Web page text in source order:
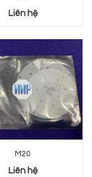
Liên hệ
M20
Liên hệ